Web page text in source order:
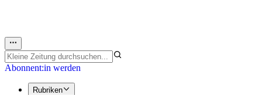
Abonnent:in werden
Rubriken